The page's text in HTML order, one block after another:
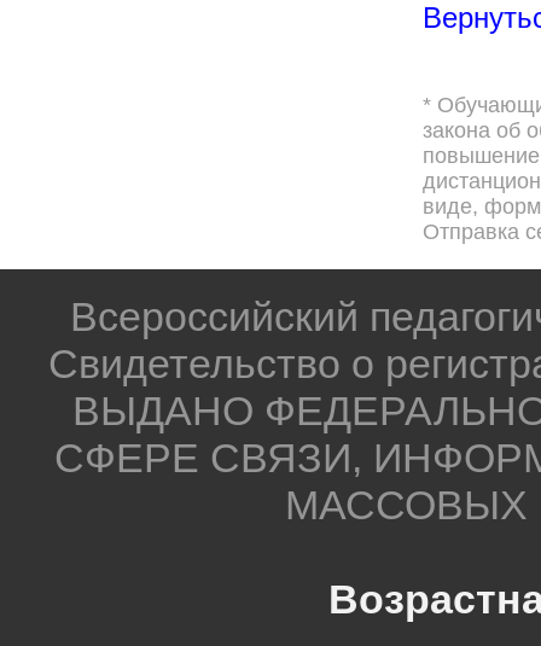
*
закона об
виде,
Отправка
Всероссийский
Свидетельство о
ВЫДАНО
СФЕРЕ СВЯЗИ,
МАССОВЫХ